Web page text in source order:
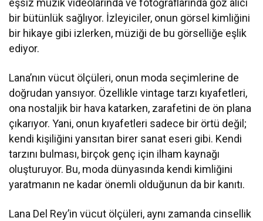
eşsiz müzik videolarında ve fotoğraflarında göz alıcı
bir bütünlük sağlıyor. İzleyiciler, onun görsel kimliğini
bir hikaye gibi izlerken, müziği de bu görselliğe eşlik
ediyor.
Lana’nın vücut ölçüleri, onun moda seçimlerine de
doğrudan yansıyor. Özellikle vintage tarzı kıyafetleri,
ona nostaljik bir hava katarken, zarafetini de ön plana
çıkarıyor. Yani, onun kıyafetleri sadece bir örtü değil;
kendi kişiliğini yansıtan birer sanat eseri gibi. Kendi
tarzını bulması, birçok genç için ilham kaynağı
oluşturuyor. Bu, moda dünyasında kendi kimliğini
yaratmanın ne kadar önemli olduğunun da bir kanıtı.
Lana Del Rey’in vücut ölçüleri, aynı zamanda cinsellik